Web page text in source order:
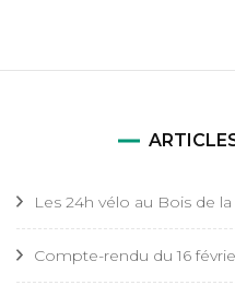
Les 24h vélo au Bois de
Compte-rendu du 16